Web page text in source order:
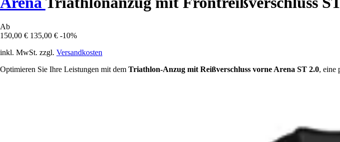
Ab
150,00 € 135,00 € -10%
inkl. MwSt. zzgl. Versandkosten
Optimieren Sie Ihre Leistungen mit dem Triathlon-Anzug mit Reißverschluss vorne Arena ST 2.0, eine